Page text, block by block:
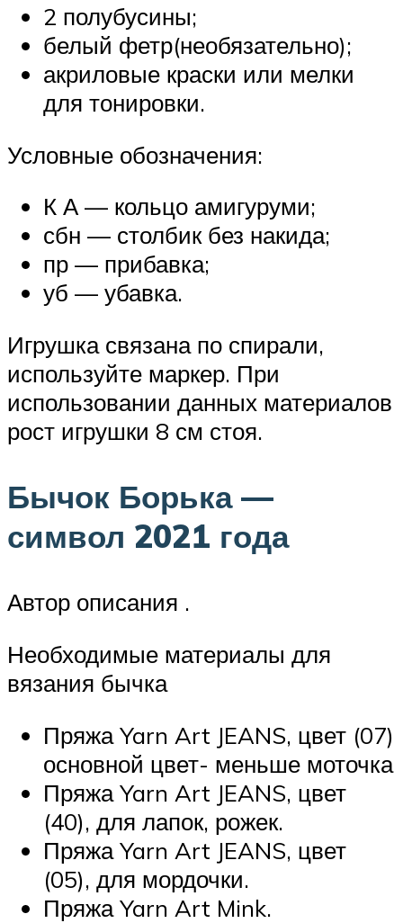
2 полубусины;
белый фетр(необязательно);
акриловые краски или мелки
для тонировки.
Условные обозначения:
К А — кольцо амигуруми;
сбн — столбик без накида;
пр — прибавка;
уб — убавка.
Игрушка связана по спирали,
используйте маркер. При
использовании данных материалов
рост игрушки 8 см стоя.
Бычок Борька —
символ 2021 года
Автор описания .
Необходимые материалы для
вязания бычка
Пряжа Yarn Art JEANS, цвет (07)
основной цвет- меньше моточка
Пряжа Yarn Art JEANS, цвет
(40), для лапок, рожек.
Пряжа Yarn Art JEANS, цвет
(05), для мордочки.
Пряжа Yarn Art Mink.